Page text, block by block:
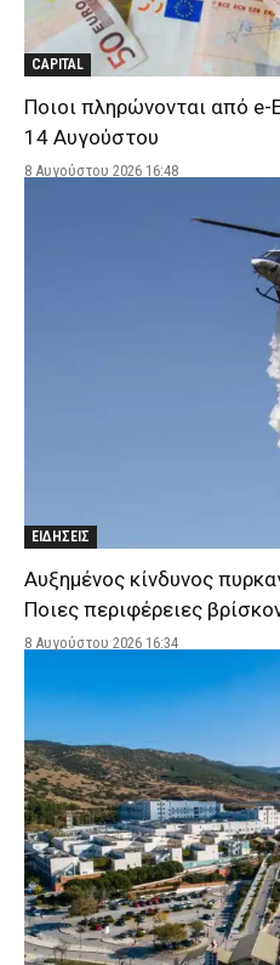
CAPITAL
Ποιοι πληρώνονται από
14 Αυγούστου
8 Αυγούστου 2026 16:48
ΕΙΔΗΣΕΙΣ
Αυξημένος κίνδυνος
Ποιες περιφέρειες
8 Αυγούστου 2026 16:34